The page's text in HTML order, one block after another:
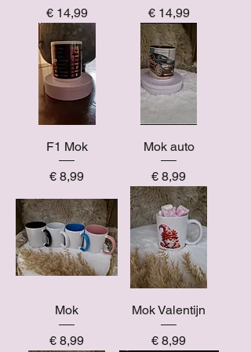
Prijs
€ 14,99
Prijs
€ 14,99
F1 Mok
Prijs
€ 8,99
Mok auto
Prijs
€ 8,99
Mok
Prijs
€ 8,99
Mok Valentijn
Prijs
€ 8,99